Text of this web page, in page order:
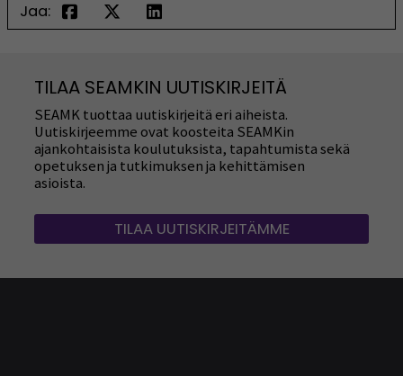
Jaa:
TILAA SEAMKIN UUTISKIRJEITÄ
SEAMK tuottaa uutiskirjeitä eri aiheista.
Uutiskirjeemme ovat koosteita SEAMKin
ajankohtaisista koulutuksista, tapahtumista sekä
opetuksen ja tutkimuksen ja kehittämisen
asioista.
TILAA UUTISKIRJEITÄMME